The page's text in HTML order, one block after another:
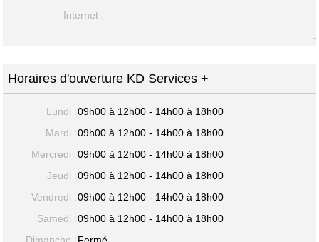
Internet :
-
Horaires d'ouverture KD Services +
Lundi :09h00 à 12h00 - 14h00 à 18h00
Mardi :09h00 à 12h00 - 14h00 à 18h00
Mercredi :09h00 à 12h00 - 14h00 à 18h00
Jeudi :09h00 à 12h00 - 14h00 à 18h00
Vendredi :09h00 à 12h00 - 14h00 à 18h00
Samedi :09h00 à 12h00 - 14h00 à 18h00
Dimanche :Fermé